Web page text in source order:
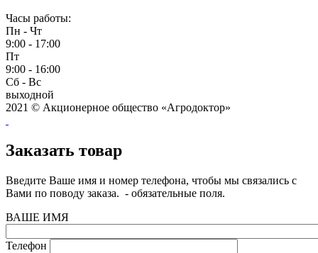
Часы работы:
Пн - Чт
9:00 - 17:00
Пт
9:00 - 16:00
Сб - Вс
выходной
2021 © Акционерное общество «Агродоктор»
Заказать товар
Введите Ваше имя и номер телефона, чтобы мы связались с
Вами по поводу заказа. - обязательные поля.
ВАШЕ ИМЯ
Телефон